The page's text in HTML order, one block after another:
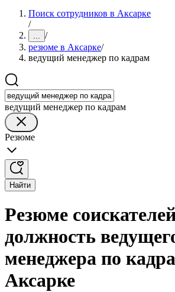
Поиск сотрудников в Аксарке
/
... /
резюме в Аксарке/
ведущий менеджер по кадрам
ведущий менеджер по кадрам
Резюме
Найти
Резюме
должность
менеджера по
Аксарке